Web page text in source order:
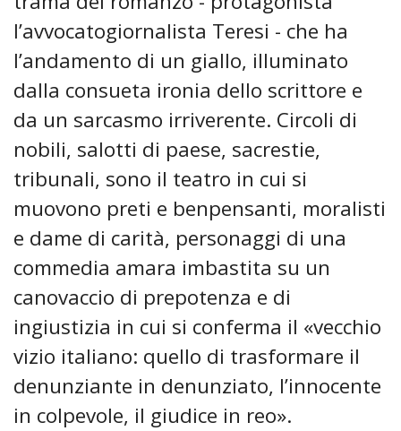
l’avvocatogiornalista Teresi - che ha
l’andamento di un giallo, illuminato
dalla consueta ironia dello scrittore e
da un sarcasmo irriverente. Circoli di
nobili, salotti di paese, sacrestie,
tribunali, sono il teatro in cui si
muovono preti e benpensanti, moralisti
e dame di carità, personaggi di una
commedia amara imbastita su un
canovaccio di prepotenza e di
ingiustizia in cui si conferma il «vecchio
vizio italiano: quello di trasformare il
denunziante in denunziato, l’innocente
in colpevole, il giudice in reo».